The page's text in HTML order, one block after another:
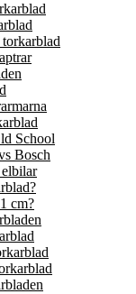
School
Bosch
cm?